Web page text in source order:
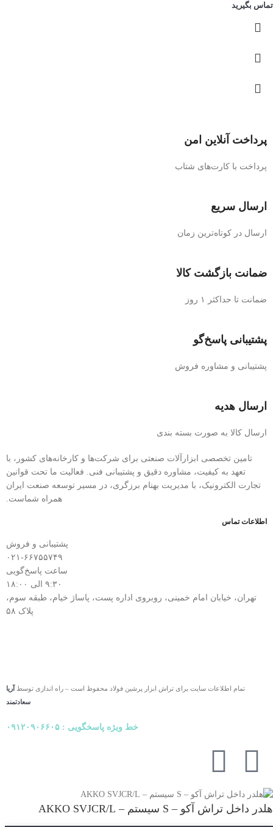
تماس بگیرید
پرداخت آنلاین امن
پرداخت با کارت‌های شتاب
ارسال سریع
ارسال در کوتاه‌ترین زمان
ضمانت بازگشت کالا
ضمانت تا حداکثر ۱ روز
پشتیبانی پاسخ‌گو
پشتیبانی و مشاوره فروش
ارسال هدیه
ارسال کالا به صورت بسته بندی
تامین تخصصی ابزارآلات صنعتی برای شرکت‌ها و کارخانه‌های کشور، با
تعهد به کیفیت، مشاوره دقیق و پشتیبانی فنی. فعالیت ما تحت قوانین
تجارت الکترونیک، با مدیریت بهنام برزگری، در مسیر توسعه صنعت ایران
همراه شماست.
اطلاعات تماس
پشتیبانی و فروش
۰۲۱-۶۶۷۵۵۷۴۹
ساعت پاسخ‌گویی
۹:۳۰ الی ۱۸:۰۰
تهران، خیابان امام خمینی، روبروی اداره پست، پاساژ خیام، طبقه سوم،
پلاک ۵۸
تمام اطلاعات سایت برای تراش ابزار پرشین فولاد محفوظ است – راه اندازی توسط آریا
سعادتمند
خط ویژه پاسخگویی : ۰۹۱۲۰۹۰۶۶۰۵
هلدر داخل تراش آکو – S سیستم – AKKO SVJCR/L